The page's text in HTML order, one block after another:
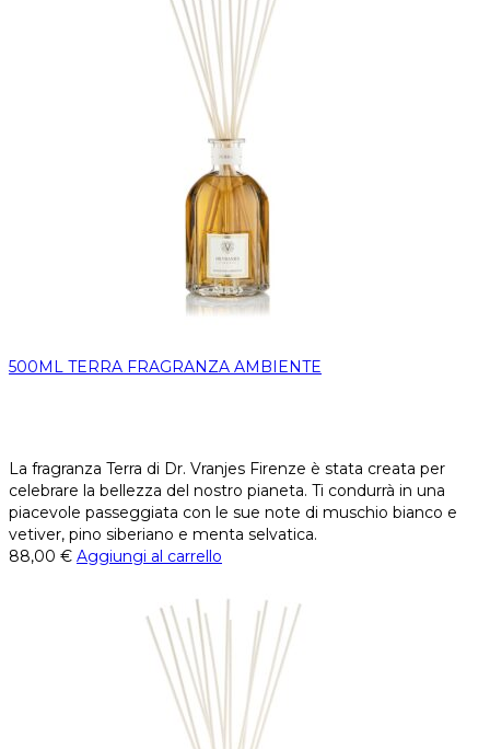
500ML TERRA FRAGRANZA AMBIENTE
La fragranza Terra di Dr. Vranjes Firenze è stata creata per
celebrare la bellezza del nostro pianeta. Ti condurrà in una
piacevole passeggiata con le sue note di muschio bianco e
vetiver, pino siberiano e menta selvatica.
88,00 € Aggiungi al carrello